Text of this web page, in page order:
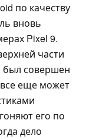
по качеству
вновь
Pixel 9.
части
был совершен
все еще может
его по
дело